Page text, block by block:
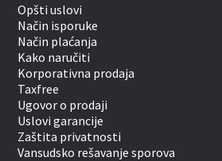
Opšti uslovi
Način isporuke
Način plaćanja
Kako naručiti
Korporativna prodaja
Taxfree
Ugovor o prodaji
Uslovi garancije
Zaštita privatnosti
Vansudsko rešavanje sporova